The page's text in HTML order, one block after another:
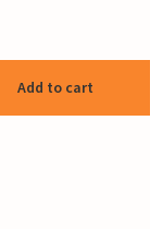
Add to cart